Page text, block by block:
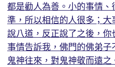
都是勸人為善。小的事情、
準，所以相信的人很多；
說八道，反正說了之後，
事情告訴我，佛門的佛弟
鬼神往來，對鬼神敬而遠